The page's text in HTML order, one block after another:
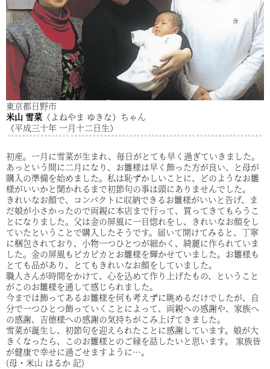
東京都日野市
米山 雪菜 （よねやま ゆきな）ちゃん
（平成三十年 一月十二日生）
初産。一月に雪菜が生まれ、毎日がとても早く過ぎていきました。
あっという間に二月になり、お雛様は早く飾った方が良い、と母が
購入の準備を始めました。私は恥ずかしいことに、どのようなお雛
様がいいかと聞かれるまで初節句の事は頭にありませんでした。
きれいなお顔で、コンパクトに収納できるお雛様がいいと告げ、ま
だ娘が小さかったので両親に本店まで行って、買ってきてもらうこ
とになりました。父は金の屏風に一目惚れをし、きれいなお顔をし
ていたということで購入したそうです。届いて開けてみると、丁寧
に梱包されており、小物一つひとつが細かく、綺麗に作られていま
した。金の屏風もピカピカとお雛様を輝かせていました。お雛様も
とても品があり、とてもきれいなお顔をしていました。
職人さんが時間をかけて、心を込めて作り上げたもの、ということ
がこのお雛様を通して感じられました。
今までは飾ってあるお雛様を何も考えずに眺めるだけでしたが、自
分で一つひとつ飾っていくことによって、両親への感謝や、家族へ
の感謝、吉德様への感謝の気持ちがこみ上げてきました。
雪菜が誕生し、初節句を迎えられたことに感謝しています。娘が大
きくなったら、このお雛様とのご縁を話したいと思います。 家族皆
が健康で幸せに過ごせますように…。
(母・米山 はるか 記)